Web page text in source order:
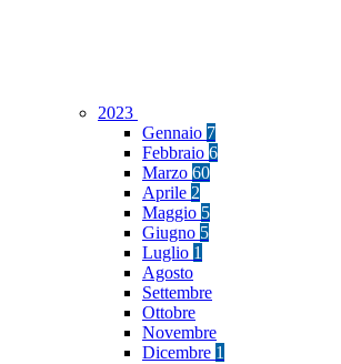
2023
Gennaio 7
Febbraio 6
Marzo 60
Aprile 2
Maggio 5
Giugno 5
Luglio 1
Agosto
Settembre
Ottobre
Novembre
Dicembre 1